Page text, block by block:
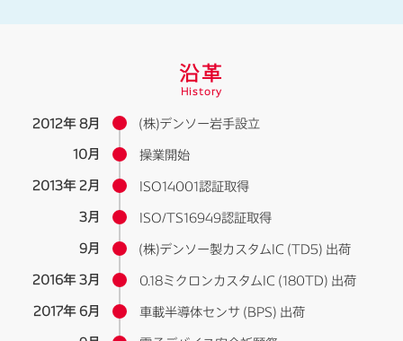
沿革
History
2012年 8月
(株)デンソー岩手設立
10月
操業開始
2013年 2月
ISO14001認証取得
3月
ISO/TS16949認証取得
9月
(株)デンソー製カスタムIC (TD5) 出荷
2016年 3月
0.18ミクロンカスタムIC (180TD) 出荷
2017年 6月
車載半導体センサ (BPS) 出荷